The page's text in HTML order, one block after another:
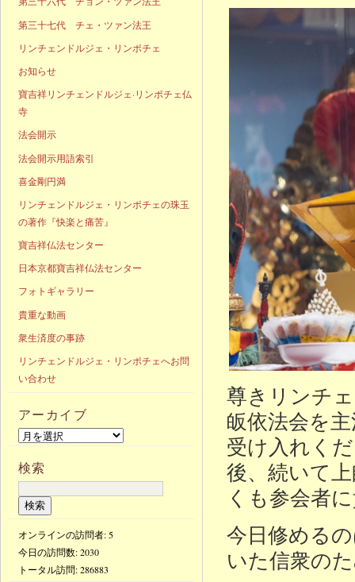
尊きリンチ
皈依法会を
受け入れく
後、続いて
くも参会者
今日修める
いた信衆の
第三十七代 チェ・ツァン法王
リンチェンドルジェ・リンポチェ
お知らせ
寶吉祥リンチェンドルジェ·リンポチェ仏
寺
法会開示
法会開示用語索引
喜金剛円満
リンチェンドルジェ・リンポチェの珠玉
の著作『快楽と痛苦』
寶吉祥仏法センター
日本京都寶吉祥仏法センター
フォトギャラリー
貴重な動画
衆生済度の事跡
リンチェンドルジェ・リンポチェへお問
い合わせ
アーカイブ
検索
オンラインの訪問者: 5
今日の訪問数:2030
トータル訪問:286883